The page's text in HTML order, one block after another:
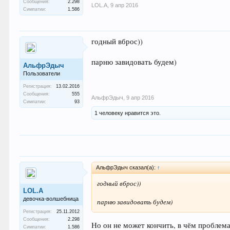
Сообщения:
2.298
Симпатии:
1.586
LOL.A 9 апр 2016
АльфрЭдыч
Пользователи
Регистрация:
13.02.2016
Сообщения:
555
Симпатии:
93
годный вброс))
парню завидовать будем)
АльфрЭдыч 9 апр 2016
1 человеку нравится это.
LOL.A
девочка-волшебница
Регистрация:
25.11.2012
Сообщения:
2.298
Симпатии:
1.586
АльфрЭдыч сказал(а): ↑
годный вброс))
парню завидовать будем)
Но он не может кончить, в чём